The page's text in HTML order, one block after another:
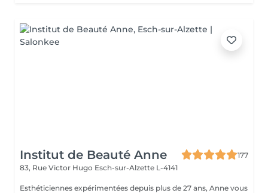
Institut de Beauté Anne
177
83, Rue Victor Hugo Esch-sur-Alzette L-4141
Esthéticiennes expérimentées depuis plus de 27 ans, Anne vous